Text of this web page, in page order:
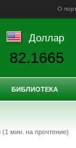
О
(1 мин. на прочтение)
Доллар
82.1665
БИБЛИОТЕКА